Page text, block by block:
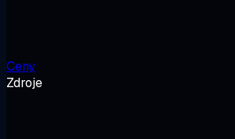
Ceny
Zdroje